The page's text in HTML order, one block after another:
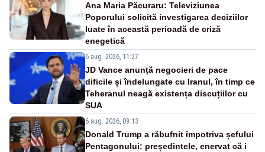
Ana Maria Păcuraru: Televiziunea
Poporului solicită investigarea deciziilor
luate în această perioadă de criză
enegetică
6 aug. 2026, 11:27
JD Vance anunță negocieri de pace
dificile și îndelungate cu Iranul, în timp ce
Teheranul neagă existența discuțiilor cu
SUA
6 aug. 2026, 09:13
Donald Trump a răbufnit împotriva șefului
Pentagonului: președintele, enervat că i